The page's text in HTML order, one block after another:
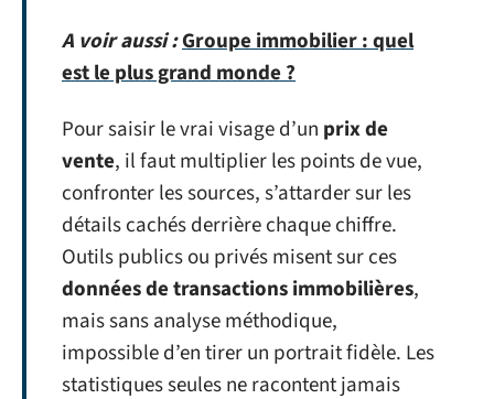
A voir aussi :Groupe immobilier : quel
est le plus grand monde ?
Pour saisir le vrai visage d’un prix de
vente, il faut multiplier les points de vue,
confronter les sources, s’attarder sur les
détails cachés derrière chaque chiffre.
Outils publics ou privés misent sur ces
données de transactions immobilières,
mais sans analyse méthodique,
impossible d’en tirer un portrait fidèle. Les
statistiques seules ne racontent jamais